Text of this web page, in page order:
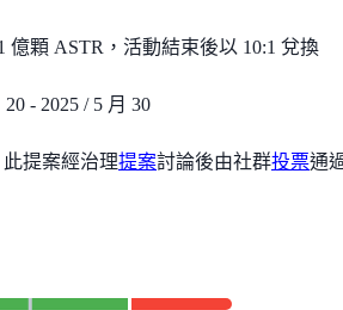
億顆 ASTR，活動結束後以 10:1 兌換
- 2025 / 5 月 30
提案經治理提案討論後由社群投票通